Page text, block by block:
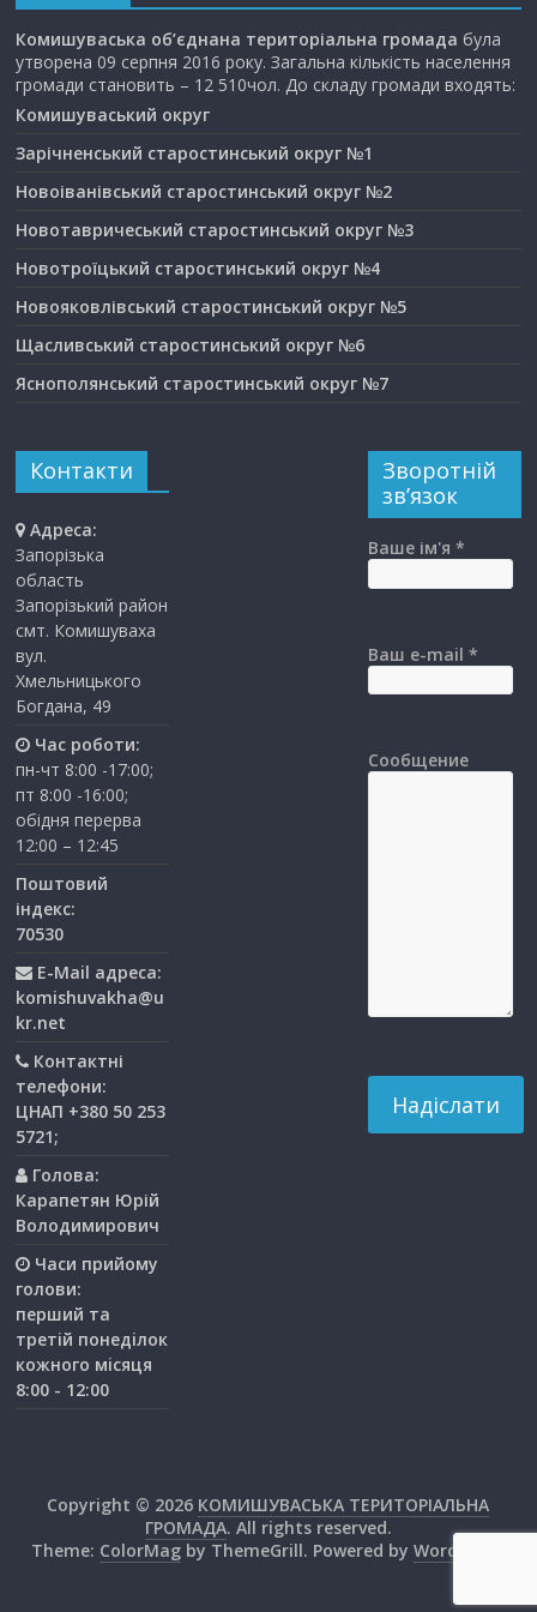
Комишуваська об’єднана територіальна громада була
утворена 09 серпня 2016 року. Загальна кількість населення
громади становить – 12 510чол. До складу громади входять:
Комишуваський округ
Зарічненський старостинський округ №1
Новоіванівський старостинський округ №2
Новотавричеський старостинський округ №3
Новотроїцький старостинський округ №4
Новояковлівський старостинський округ №5
Щасливський старостинський округ №6
Яснополянський старостинський округ №7
Контакти
Адреса:
Запорізька
область
Запорізький район
смт. Комишуваха
вул.
Хмельницького
Богдана, 49
Час роботи:
пн-чт 8:00 -17:00;
пт 8:00 -16:00;
обідня перерва
12:00 – 12:45
Поштовий
індекс:
70530
E-Mail адреса:
komishuvakha@u
kr.net
Контактні
телефони:
ЦНАП +380 50 253
5721;
Голова:
Карапетян Юрій
Володимирович
Часи прийому
голови:
перший та
третiй понедiлок
кожного мiсяця
8:00 - 12:00
Зворотній
зв’язок
Ваше ім'я *
Ваш e-mail *
Сообщение
Copyright © 2026 КОМИШУВАСЬКА ТЕРИТОРІАЛЬНА
ГРОМАДА. All rights reserved.
Theme: ColorMagby ThemeGrill. Powered by WordPress